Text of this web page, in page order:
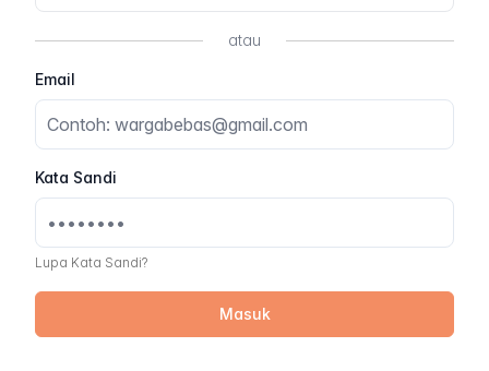
atau
Email
Kata Sandi
Lupa Kata Sandi?
Masuk